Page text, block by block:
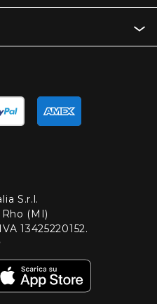
S.r.l.
(MI)
13425220152.